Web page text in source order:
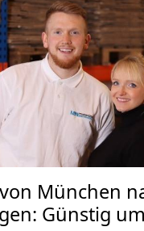
München
Günstig